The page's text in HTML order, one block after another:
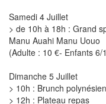
Samedi 4 Juillet
> de 10h à 18h : Grand
Manu Auahi Manu Uouo
(Adulte : 10 €- Enfants 6/
Dimanche 5 Juillet
> 10h : Brunch polynésien
> 12h : Plateau repas